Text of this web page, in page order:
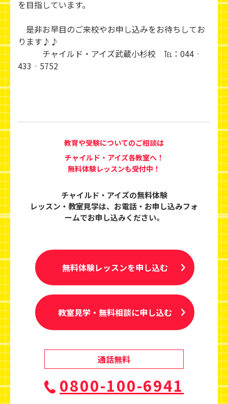
を目指しています。
是非お早目のご来校やお申し込みをお待ちしてお
ります♪♪
チャイルド・アイズ武蔵小杉校 ℡：044‐
433‐5752
教育や受験についてのご相談は
チャイルド・アイズ各教室へ！
無料体験レッスンも受付中！
チャイルド・アイズの無料体験
レッスン・教室見学は、 お電話・お申し込みフォ
ームでお申し込みください。
無料体験レッスンを申し込む
教室見学・無料相談に申し込む
通話無料
0800-100-6941